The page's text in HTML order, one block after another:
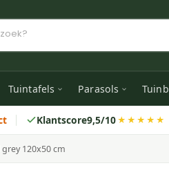
Tuintafels Parasols
Klantscore9,5/10★★★★★
120x50 cm